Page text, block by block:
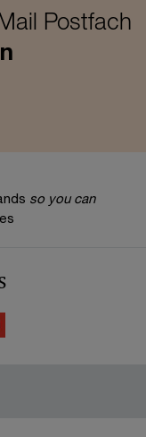
Postfach
so you can